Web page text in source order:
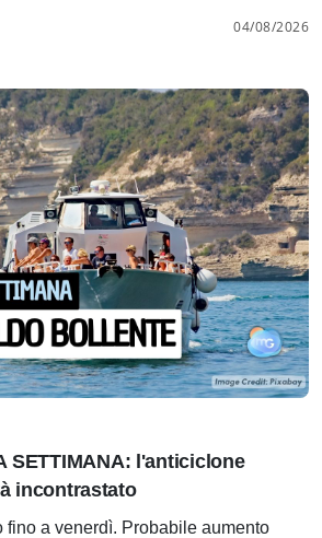
04/08/2026
SETTIMANA: l'anticiclone
incontrastato
fino a venerdì. Probabile aumento